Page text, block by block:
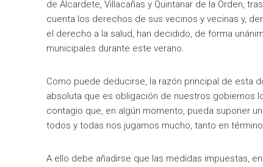
de Alcardete, Villacañas y Quintanar de la Orden,
cuenta los derechos de sus vecinos y vecinas y,
el derecho a la salud, han decidido, de forma
municipales durante este verano.
Como puede deducirse, la razón principal de esta
absoluta que es obligación de nuestros gobiernos
contagio que, en algún momento, pueda suponer
todos y todas nos jugamos mucho, tanto en
A ello debe añadirse que las medidas impuestas,